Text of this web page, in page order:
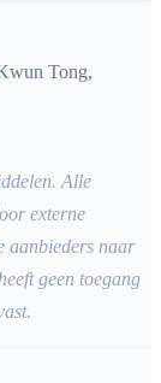
Tong,
Alle
externe
aanbieders naar
geen toegang